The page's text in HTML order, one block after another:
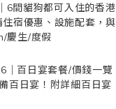
6間貓狗都可入住的香港
宿優惠、設施配套，與
慶生/度假
｜百日宴套餐/價錢一覽
百日宴！附詳細百日宴